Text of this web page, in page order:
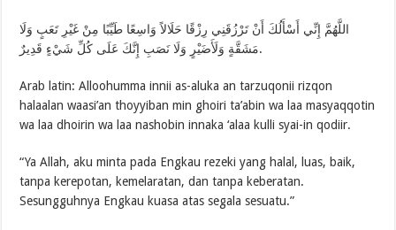
اللَّهُمَّ إِنِّي أَسْأَلُكَ أَنْ تَرْزُقَنِي رِزْقًا حَلَالاً وَاسِعًا طَيِّبًا مِنْ غَيْرِ تَعَبٍ وَلَا
مَشَقَّةٍ وَلَأَضَيْرٍ وَلَا نَصَبِ إِنَّكَ عَلَى كُلِّ شَيْءٍ قَدِيرٌ.
Arab latin: Alloohumma innii as-aluka an tarzuqonii rizqon
halaalan waasi’an thoyyiban min ghoiri ta’abin wa laa masyaqqotin
wa laa dhoirin wa laa nashobin innaka ‘alaa kulli syai-in qodiir.
“Ya Allah, aku minta pada Engkau rezeki yang halal, luas, baik,
tanpa kerepotan, kemelaratan, dan tanpa keberatan.
Sesungguhnya Engkau kuasa atas segala sesuatu.”